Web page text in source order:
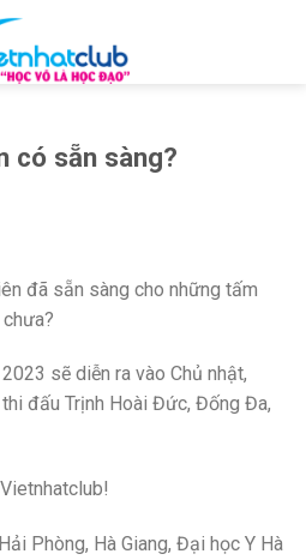
có sẵn sàng?
đã sẵn sàng cho những tấm
sẽ diễn ra vào Chủ nhật,
đấu Trịnh Hoài Đức, Đống Đa,
Phòng, Hà Giang, Đại học Y Hà